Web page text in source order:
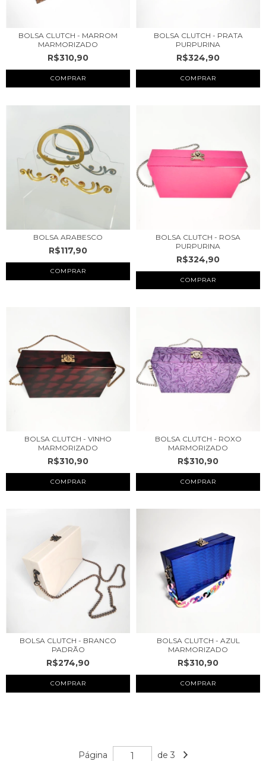
BOLSA CLUTCH - MARROM
MARMORIZADO
R$310,90
BOLSA CLUTCH - PRATA
PURPURINA
R$324,90
BOLSA ARABESCO
R$117,90
BOLSA CLUTCH - ROSA
PURPURINA
R$324,90
BOLSA CLUTCH - VINHO
MARMORIZADO
R$310,90
BOLSA CLUTCH - ROXO
MARMORIZADO
R$310,90
BOLSA CLUTCH - BRANCO
PADRÃO
R$274,90
BOLSA CLUTCH - AZUL
MARMORIZADO
R$310,90
Página de 3